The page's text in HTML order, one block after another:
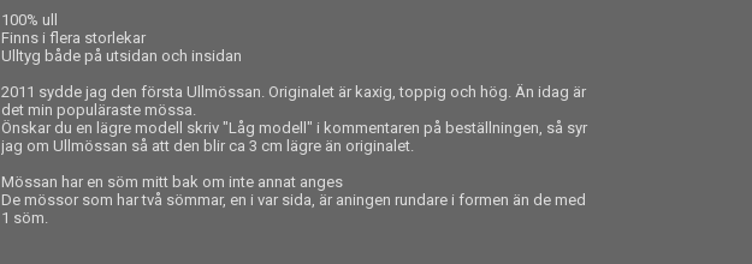
100% ull
Finns i flera storlekar
Ulltyg både på utsidan och insidan
2011 sydde jag den första Ullmössan. Originalet är kaxig, toppig och hög. Än idag är
det min populäraste mössa.
Önskar du en lägre modell skriv "Låg modell" i kommentaren på beställningen, så syr
jag om Ullmössan så att den blir ca 3 cm lägre än originalet.
Mössan har en söm mitt bak om inte annat anges
De mössor som har två sömmar, en i var sida, är aningen rundare i formen än de med
1 söm.